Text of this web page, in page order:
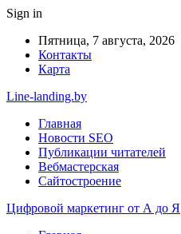
Sign in
Пятница, 7 августа, 2026
Контакты
Карта
Line-landing.by
Главная
Новости SEO
Публикации читателей
Вебмастерская
Сайтостроение
Цифровой маркетинг от А до Я